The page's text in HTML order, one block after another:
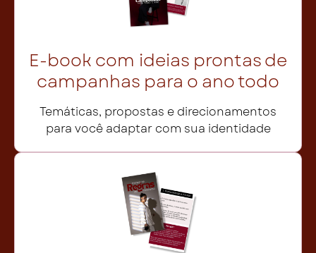
E-book com ideias prontas de
campanhas para o ano todo
Temáticas, propostas e direcionamentos
para você adaptar com sua identidade